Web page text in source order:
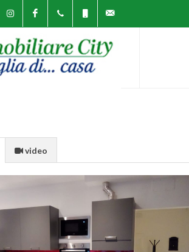
instagramfacebook
366877
+393467138035
info@immobiliarcitypn.it
video